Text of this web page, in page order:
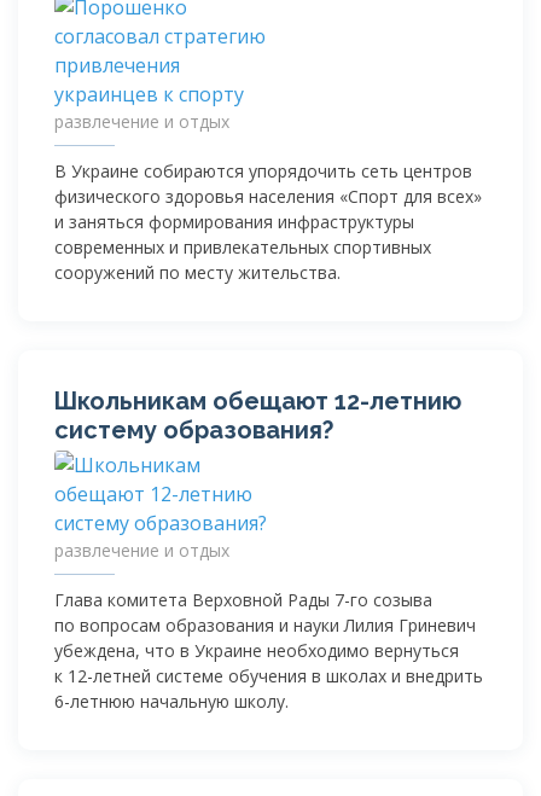
развлечение и отдых
В Украине собираются упорядочить сеть центров
физического здоровья населения «Спорт для всех»
и заняться формирования инфраструктуры
современных и привлекательных спортивных
сооружений по месту жительства.
Школьникам обещают 12-летнию
систему образования?
развлечение и отдых
Глава комитета Верховной Рады 7-го созыва
по вопросам образования и науки Лилия Гриневич
убеждена, что в Украине необходимо вернуться
к 12-летней системе обучения в школах и внедрить
6-летнюю начальную школу.